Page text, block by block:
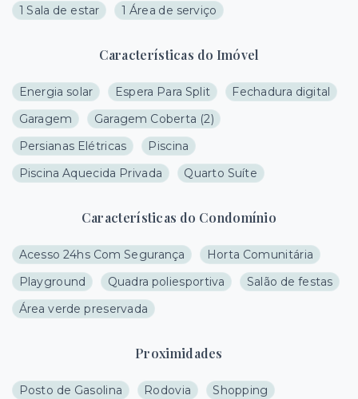
1 Sala de estar
1 Área de serviço
Características do Imóvel
Energia solar Espera Para Split
Fechadura digital
Garagem
Garagem Coberta (2)
Persianas Elétricas
Piscina
Piscina Aquecida Privada
Quarto Suíte
Características do Condomínio
Acesso 24hs Com Segurança
Horta Comunitária
Playground
Quadra poliesportiva
Salão de festas
Área verde preservada
Proximidades
Posto de Gasolina Rodovia
Shopping